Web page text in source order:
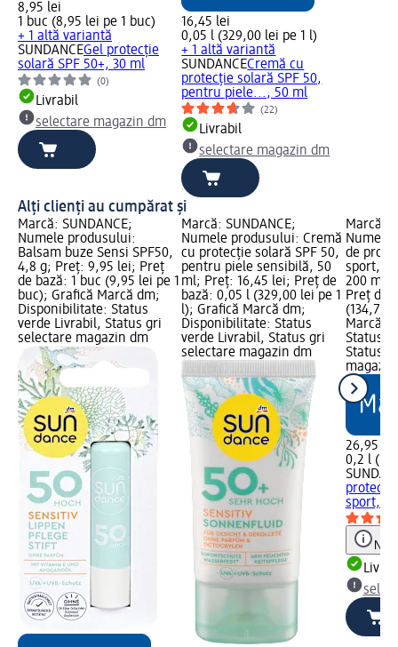
8,95 lei
1 buc (8,95 lei pe 1 buc)
+ 1 altă variantă
SUNDANCEGel protecție
solară SPF 50+, 30 ml
(0)
Livrabil
selectare magazin dm
16,45 lei
0,05 l (329,00 lei pe 1 l)
+ 1 altă variantă
SUNDANCECremă cu
protecție solară SPF 50,
pentru piele..., 50 ml
(22)
Livrabil
selectare magazin dm
Alți clienți au cumpărat și
Marcă: SUNDANCE;
Numele produsului:
Balsam buze Sensi SPF50,
4,8 g; Preț: 9,95 lei; Preț
de bază: 1 buc (9,95 lei pe 1
buc); Grafică Marcă dm;
Disponibilitate: Status
verde Livrabil, Status gri
selectare magazin dm
Marcă: SUNDANCE;
Numele produsului: Cremă
cu protecție solară SPF 50,
pentru piele sensibilă, 50
ml; Preț: 16,45 lei; Preț de
bază: 0,05 l (329,00 lei pe 1
l); Grafică Marcă dm;
Disponibilitate: Status
verde Livrabil, Status gri
selectare magazin dm
Marcă:
Numele
de
sport,
200 ml;
Preț de
(134,75
Marcă
Status
Status
26,95 lei
0,2 l
Notă